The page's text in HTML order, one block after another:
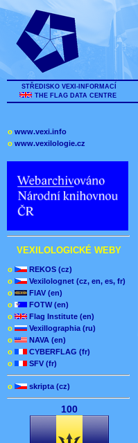
STŘEDISKO VEXI-INFORMACÍ
THE FLAG DATA CENTRE
o www.vexi.info
o www.vexilologie.cz
VEXILOLOGICKÉ WEBY
o
REKOS (cz)
o
Vexilolognet (cz, en, es, fr)
o
FIAV (en)
o
FOTW (en)
o
Flag Institute (en)
o
Vexillographia (ru)
o
NAVA (en)
o
CYBERFLAG (fr)
o
SFV (fr)
o skripta (cz)
100